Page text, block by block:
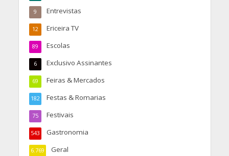
Entrevistas
9
Ericeira TV
12
Escolas
89
Exclusivo Assinantes
6
Feiras & Mercados
69
Festas & Romarias
182
Festivais
75
Gastronomia
543
Geral
6.769